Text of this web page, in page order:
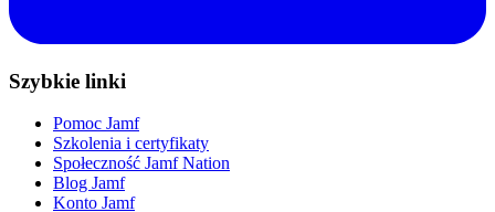
Szybkie linki
Pomoc Jamf
Szkolenia i certyfikaty
Społeczność Jamf Nation
Blog Jamf
Konto Jamf